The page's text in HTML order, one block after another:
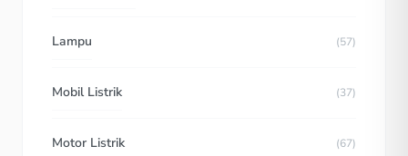
Lampu (57)
Mobil Listrik (37)
Motor Listrik (67)